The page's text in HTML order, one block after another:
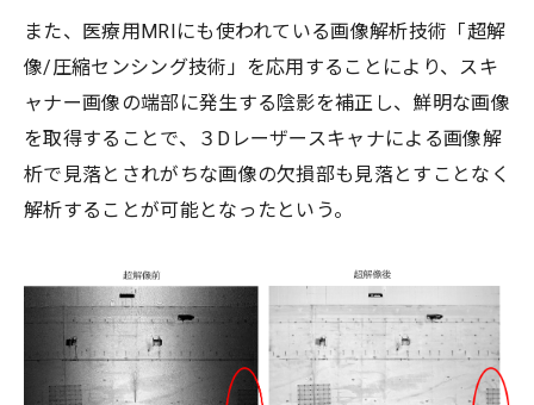
また、医療用MRIにも使われている画像解析技術「超解
像/圧縮センシング技術」を応用することにより、スキ
ャナー画像の端部に発生する陰影を補正し、鮮明な画像
を取得することで、３Dレーザースキャナによる画像解
析で見落とされがちな画像の欠損部も見落とすことなく
解析することが可能となったという。